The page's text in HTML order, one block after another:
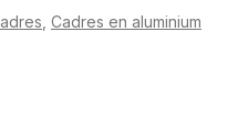
Cadres en aluminium